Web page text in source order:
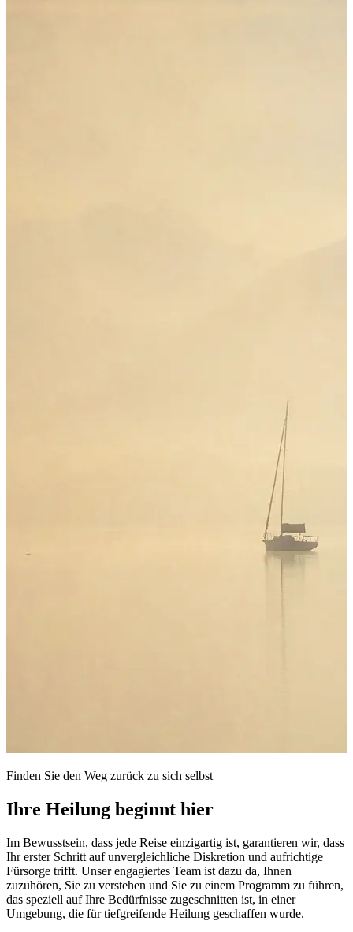
Finden Sie den Weg zurück zu sich selbst
Ihre Heilung beginnt hier
Im Bewusstsein, dass jede Reise einzigartig ist, garantieren wir, dass
Ihr erster Schritt auf unvergleichliche Diskretion und aufrichtige
Fürsorge trifft. Unser engagiertes Team ist dazu da, Ihnen
zuzuhören, Sie zu verstehen und Sie zu einem Programm zu führen,
das speziell auf Ihre Bedürfnisse zugeschnitten ist, in einer
Umgebung, die für tiefgreifende Heilung geschaffen wurde.